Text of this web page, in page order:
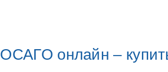
ОСАГО онлайн –